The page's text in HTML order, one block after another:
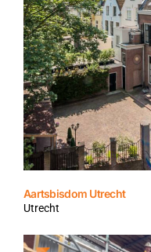
Aartsbisdom Utrecht
Utrecht